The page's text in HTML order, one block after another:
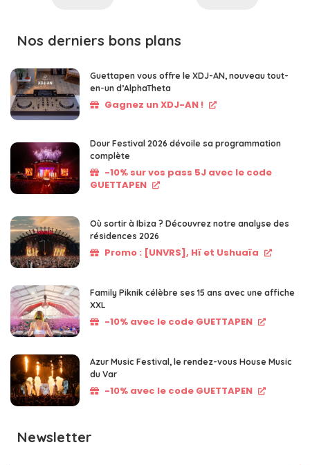
Nos derniers bons plans
Guettapen vous offre le XDJ-AN, nouveau tout-
en-un d’AlphaTheta
Gagnez un XDJ-AN !
Dour Festival 2026 dévoile sa programmation
complète
-10% sur vos pass 5J avec le code
GUETTAPEN
Où sortir à Ibiza ? Découvrez notre analyse des
résidences 2026
Promo : [UNVRS], Hï et Ushuaïa
Family Piknik célèbre ses 15 ans avec une affiche
XXL
-10% avec le code GUETTAPEN
Azur Music Festival, le rendez-vous House Music
du Var
-10% avec le code GUETTAPEN
Newsletter